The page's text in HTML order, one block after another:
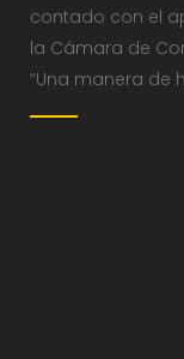
contado con el
la Cámara de
“Una manera de